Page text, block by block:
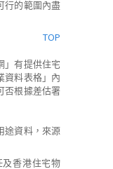
行的範圍內盡
TOP
」有提供住宅
資料表格」內
否根據差估署
途資料，來源
香港住宅物